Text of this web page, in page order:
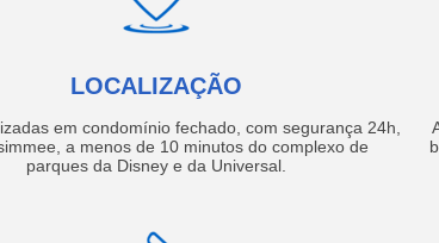
LOCALIZAÇÃO
em condomínio fechado, com segurança 24h,
a menos de 10 minutos do complexo de
parques da Disney e da Universal.